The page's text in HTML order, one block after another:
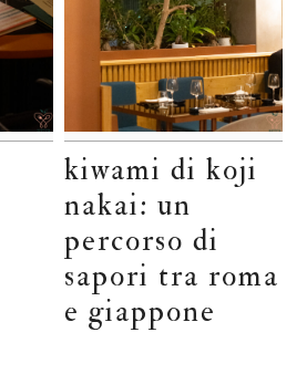
kiwami di koji
nakai: un
percorso di
sapori tra roma
e giappone